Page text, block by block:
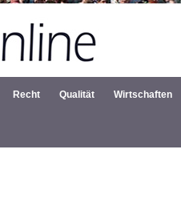
Zum Inhalt springen
Recht Qualität Wirtschaften